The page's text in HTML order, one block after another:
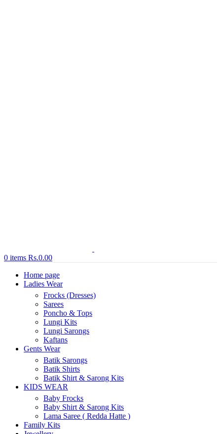
0 items Rs.0.00
Home page
Ladies Wear
Frocks (Dresses)
Sarees
Poncho & Tops
Lungi Kits
Lungi Sarongs
Kaftans
Gents Wear
Batik Sarongs
Batik Shirts
Batik Shirt & Sarong Kits
KIDS WEAR
Baby Frocks
Baby Shirt & Sarong Kits
Lama Saree ( Redda Hatte )
Family Kits